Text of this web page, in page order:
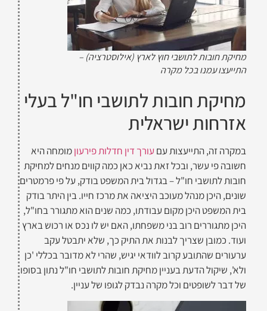
מחיקת חובות לתושבי חוץ לארץ (אילוסטרציה) –
התייעצו עמנו בכל מקרה
מחיקת חובות לתושבי חו"ל בעלי
אזרחות ישראלית
במקרה זה, התייעצות עם עורך דין חדלות פירעוןמומחה היא
חשובה פי עשר, ובכל זאת נביא כאן כמה קווים מנחים למחיקת
חובות לתושבי חו"ל – בגדול בית המשפט בודק, על פי פרמטרים
שונים, היכן מנהל מעוכב היציאה את מרכז חייו. בין היתר בודק
בית המשפט היכן מקום עבודתו, כמה שנים הוא מתגורר בחו"ל,
היכן מתגוררים רוב בני משפחתו, האם יש לו נכס או רכוש בארץ
ועוד. כמובן שצריך לבנות את התיק כך, שלא יתבטל עקב
ערעורים שהתובע קרוב לוודאי יגיש, שהרי לא מדובר בכללי 'כן
ולא', שיקול הדעת בעניין מחיקת חובות לתושבי חו"ל נתון בסופו
של דבר לשופטים וכל מקרה נבדק לגופו של עניין.